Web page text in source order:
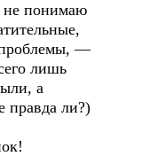
понимаю
проблемы, —
лишь
а
правда ли?)